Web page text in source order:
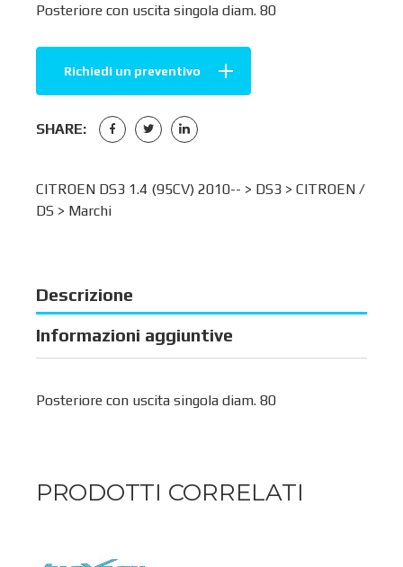
Posteriore con uscita singola diam. 80
Richiedi un preventivo
SHARE:
CITROEN DS3 1.4 (95CV) 2010-- > DS3 > CITROEN /
DS > Marchi
Descrizione
Informazioni aggiuntive
Posteriore con uscita singola diam. 80
PRODOTTI CORRELATI